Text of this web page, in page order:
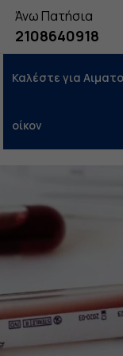
Άνω Πατήσια
2108640918
Καλέστε για
οίκον